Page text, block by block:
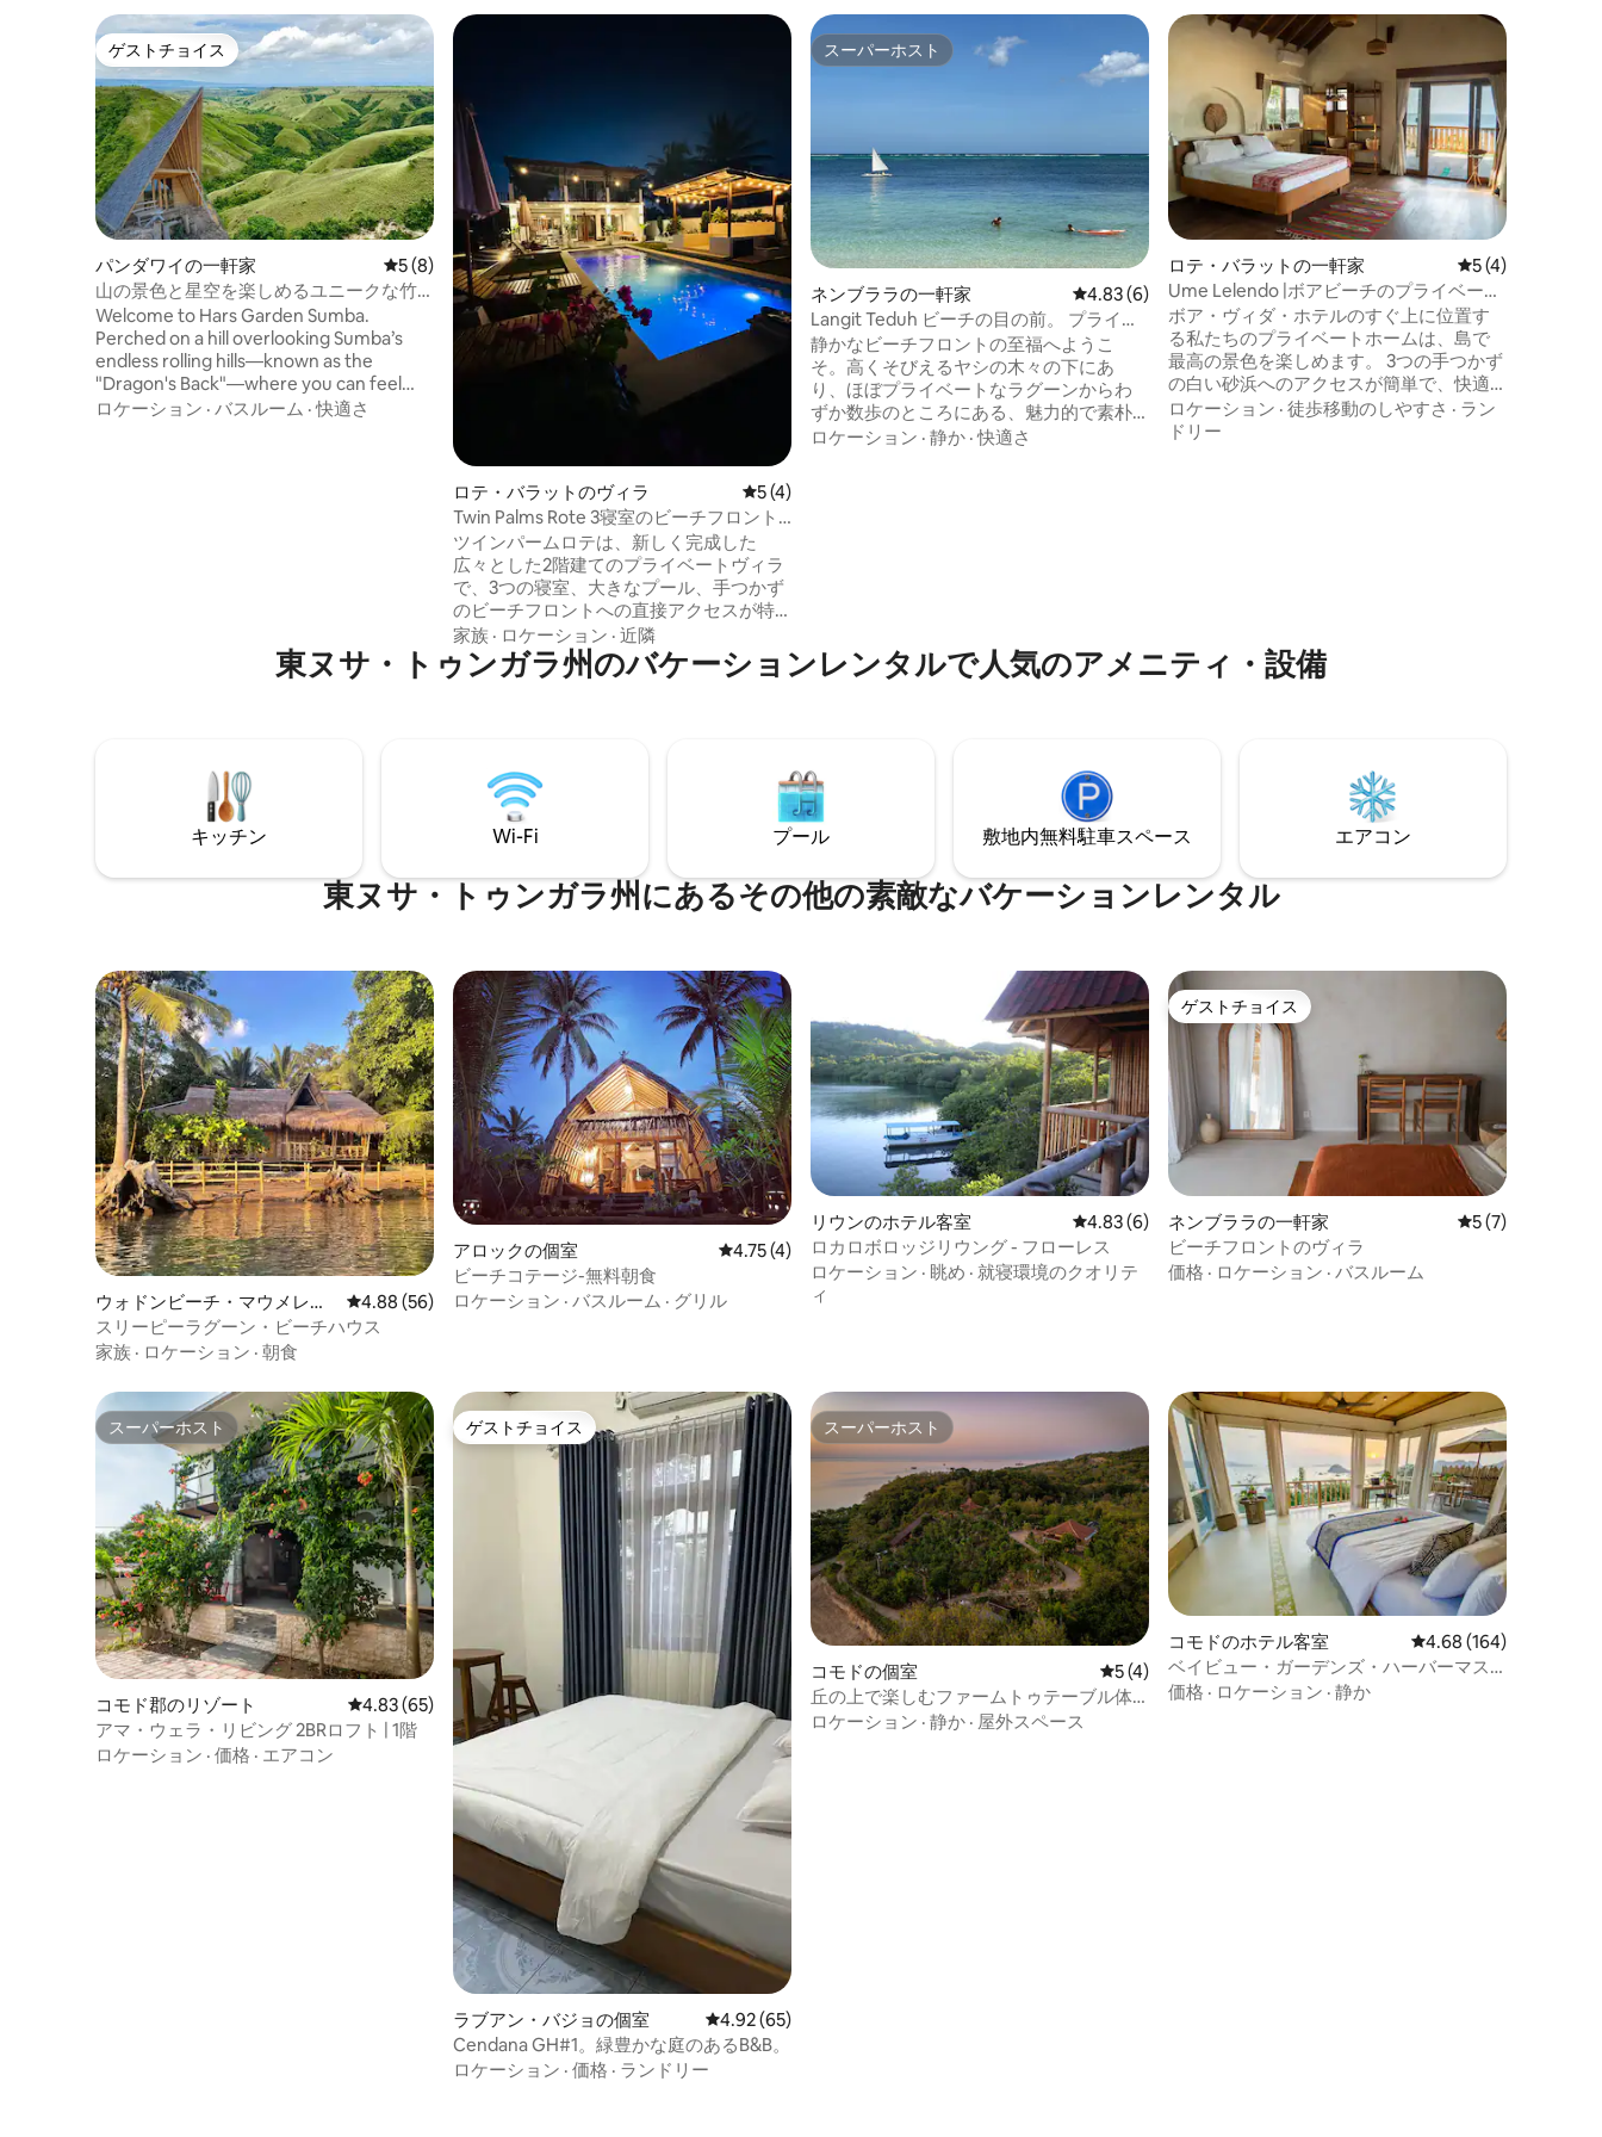
ゲストチョイス
ゲストチョイス
パンダワイの一軒家 レビュー8件、5つ星中5つ星の平均評価
5 (8)
山の景色と星空を楽しめるユニークな竹
の家
Welcome to Hars Garden Sumba.
Perched on a hill overlooking Sumba’s
endless rolling hills—known as the
"Dragon's Back"—where you can feel
Mother Earth. This unique bamboo
ロケーション · バスルーム ·快適さ
ロテ・バラットのヴィラ レビュー4件、5つ星中5つ星の平均評価
5 (4)
Twin Palms Rote 3寝室のビーチフロント
ヴィラ
ツインパームロテは、新しく完成した
広々とした2階建てのプライベートヴィラ
で、3つの寝室、大きなプール、手つかず
のビーチフロントへの直接アクセスが特
徴です。ヴィラからはパノラマのオーシ
ャンビューを楽しめ、ネンベララビーチ
へも簡単に直接アクセスできます。 世界
ロケーションにあり、リラックス、ロマ
ンス、世界クラスの波が自然に融合して
います。 リラックスした島での休暇を求
める方に理想的なロケーションです！
家族 · ロケーション · 近隣
スーパーホスト
スーパーホスト
ネンブララの一軒家 レビュー6件、5つ星中4.83つ星の平均評価
4.83 (6)
Langit Teduh ビーチの目の前。 プライベ
ートヴィラ貸切
静かなビーチフロントの至福へようこ
そ。高くそびえるヤシの木々の下にあ
り、ほぼプライベートなラグーンからわ
ずか数歩のところにある、魅力的で素朴
なヴィラは、ローテ島の理想的な隠れ家
ロケーション · 静か ·快適さ
ロテ・バラットの一軒家 レビュー4件、5
5 (4)
Ume Lelendo |ボアビーチのプライベート
オーシャンビュービラ
ボア・ヴィダ・ホテルのすぐ上に位置す
る私たちのプライベートホームは、島で
最高の景色を楽しめます。 3つの手つかず
の白い砂浜へのアクセスが簡単で、快適
な家から完璧な波が見えながら、日の出
と夕日を眺めて一日を過ごすことができ
ロケーション · 徒歩移動のしやすさ · ラン
ドリー
東ヌサ・トゥンガラ州のバケーションレンタルで人気のアメニティ・設備
キッチン Wi-Fi プール 敷地内無料駐⁠車ス⁠ペ⁠ー⁠ス エアコン
東ヌサ・トゥンガラ州にあるその他の素敵なバケーションレンタル
ウォドンビーチ・マウメレ経
由の一軒家
レビュー56件、5つ星中4.88つ星の平均評価
4.88 (56)
スリーピーラグーン・ビーチハウス
家族 · ロケーション · 朝食
アロックの個室 レビュー4件、5つ星中4.75つ星の平均評価
4.75 (4)
ビーチコテージ-無料朝食
ロケーション · バスルーム · グリル
リウンのホテル客室 レビュー6件、5つ星中4.83つ星の平均評価
4.83 (6)
ロカロボロッジリウング - フローレス
ロケーション · 眺め · 就寝環境のクオリテ
ィ
ゲストチョイス
ゲストチョイス
ネンブララの一軒家 レビュー7件、5
5 (7)
ビーチフロントのヴィラ
価格 · ロケーション · バスルーム
スーパーホスト
スーパーホスト
コモド郡のリゾート レビュー65件、5つ星中4.83つ星の平均評価
4.83 (65)
アマ・ウェラ・リビング 2BRロフト | 1階
ロケーション · 価格 · エアコン
ゲストチョイス
ゲストチョイス
ラブアン・バジョの個室 レビュー65件、5つ星中4.92つ星の平均評価
4.92 (65)
Cendana GH#1。緑豊かな庭のあるB&B。
ロケーション · 価格 · ランドリー
スーパーホスト
スーパーホスト
コモドの個室 レビュー4件、5つ星中5つ星の平均評価
5 (4)
丘の上で楽しむファームトゥテーブル体
験
ロケーション · 静か · 屋外スペース
コモドのホテル客室 レビュー164件、5つ
4.68 (164)
ベイビュー・ガーデンズ・ハーバーマス
ター・スイート
価格 · ロケーション · 静か